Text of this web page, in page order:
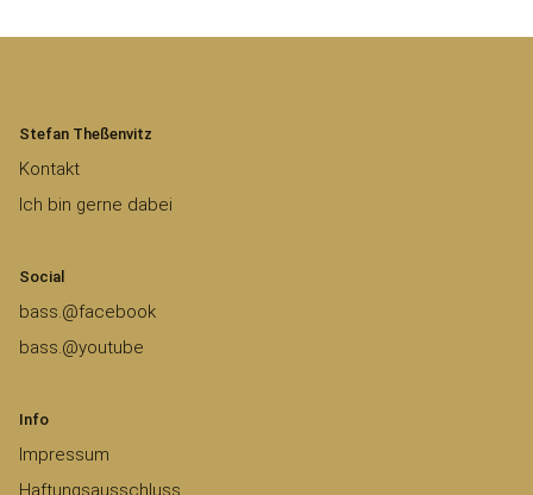
Stefan Theßenvitz
Kontakt
Ich bin gerne dabei
Social
bass.@facebook
bass.@youtube
Info
Impressum
Haftungsausschluss